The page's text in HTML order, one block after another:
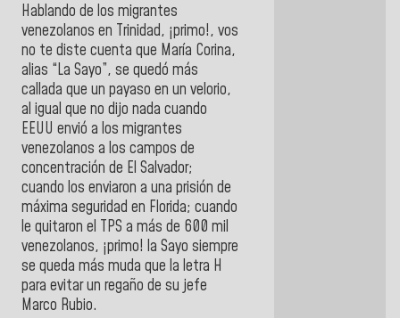
Hablando de los migrantes
venezolanos en Trinidad, ¡primo!, vos
no te diste cuenta que María Corina,
alias “La Sayo”, se quedó más
callada que un payaso en un velorio,
al igual que no dijo nada cuando
EEUU envió a los migrantes
venezolanos a los campos de
concentración de El Salvador;
cuando los enviaron a una prisión de
máxima seguridad en Florida; cuando
le quitaron el TPS a más de 600 mil
venezolanos, ¡primo! la Sayo siempre
se queda más muda que la letra H
para evitar un regaño de su jefe
Marco Rubio.